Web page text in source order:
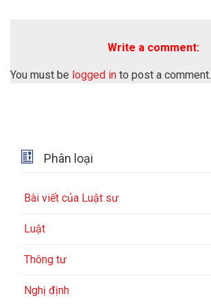
Write a comment:
You must be logged in to post a comment.
 Phân loại
Bài viết của Luật sư
Luật
Thông tư
Nghị định